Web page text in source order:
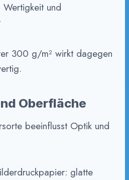
Wertigkeit und
300 g/m² wirkt dagegen
Oberfläche
beeinflusst Optik und
glatte